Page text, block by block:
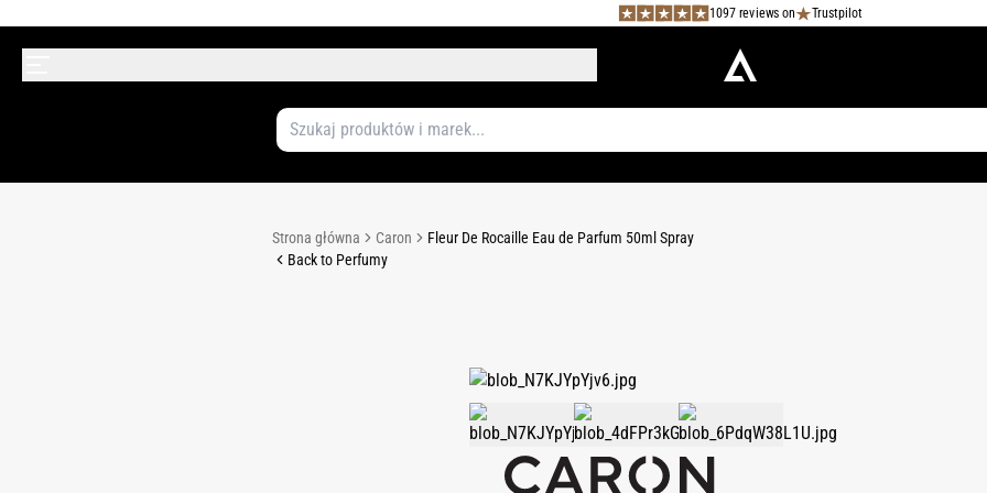
1097 reviews on Trustpilot
Strona główna Caron
Fleur De Rocaille Eau de Parfum 50ml Spray
Back to Perfumy